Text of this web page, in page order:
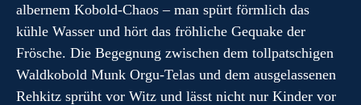
albernem Kobold-Chaos – man spürt förmlich das
kühle Wasser und hört das fröhliche Gequake der
Frösche. Die Begegnung zwischen dem tollpatschigen
Waldkobold Munk Orgu-Telas und dem ausgelassenen
Rehkitz sprüht vor Witz und lässt nicht nur Kinder vor